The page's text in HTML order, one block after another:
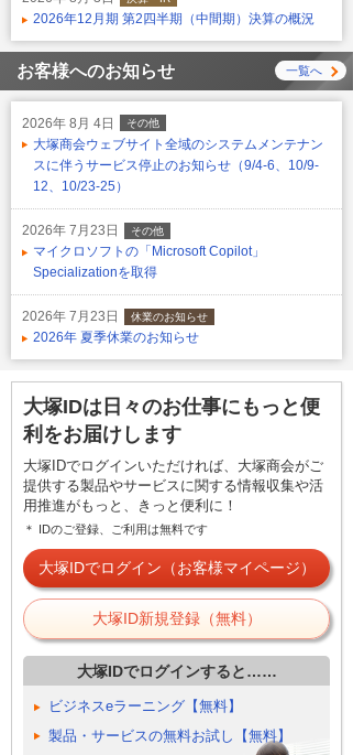
2026年12月期 第2四半期（中間期）決算の概況
お客様へのお知らせ 一覧へ
2026年 8月 4日 その他
大塚商会ウェブサイト全域のシステムメンテナン
スに伴うサービス停止のお知らせ（9/4-6、10/9-
12、10/23-25）
2026年 7月23日 その他
マイクロソフトの「Microsoft Copilot」
Specializationを取得
2026年 7月23日 休業のお知らせ
2026年 夏季休業のお知らせ
大塚IDは日々のお仕事にもっと便
利をお届けします
大塚IDでログインいただければ、大塚商会がご
提供する製品やサービスに関する情報収集や活
用推進がもっと、きっと便利に！
＊ IDのご登録、ご利用は無料です
大塚IDでログイン（お客様マイページ）
大塚ID新規登録（無料）
大塚IDでログインすると……
ビジネスeラーニング【無料】
製品・サービスの無料お試し【無料】